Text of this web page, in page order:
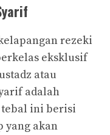
rezeki
eksklusif
atau
adalah
ini berisi
yang akan